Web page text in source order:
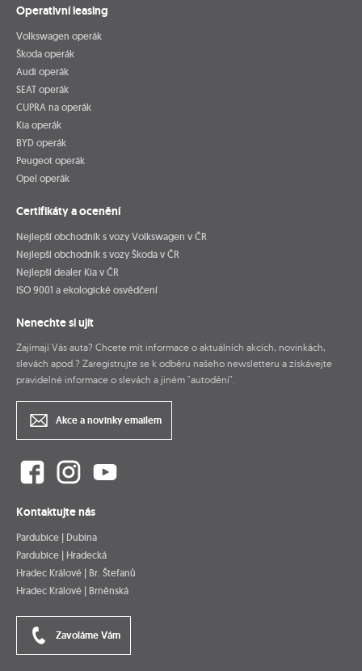
Operativní leasing
Volkswagen operák
Škoda operák
Audi operák
SEAT operák
CUPRA na operák
Kia operák
BYD operák
Peugeot operák
Opel operák
Certifikáty a ocenění
Nejlepší obchodník s vozy Volkswagen v ČR
Nejlepší obchodník s vozy Škoda v ČR
Nejlepší dealer Kia v ČR
ISO 9001 a ekologické osvědčení
Nenechte si ujít
Zajímají Vás auta? Chcete mít informace o aktuálních akcích, novinkách,
slevách apod.? Zaregistrujte se k odběru našeho newsletteru a získávejte
pravidelné informace o slevách a jiném "autodění".
Akce a novinky emailem
Kontaktujte nás
Pardubice | Dubina
Pardubice | Hradecká
Hradec Králové | Br. Štefanů
Hradec Králové | Brněnská
Zavoláme Vám